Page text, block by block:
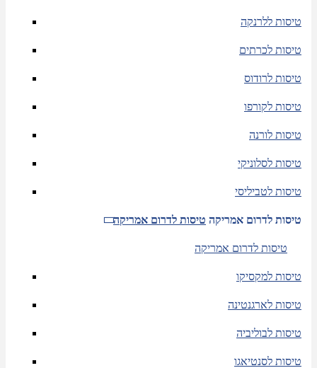
טיסות ללרנקה
טיסות לכרתים
טיסות לרודוס
טיסות לקורפו
טיסות לורנה
טיסות לסלוניקי
טיסות לטביליסי
טיסות לדרום אמריקה טיסות לדרום אמריקה
טיסות לדרום אמריקה
טיסות למקסיקו
טיסות לארגנטינה
טיסות לבוליביה
טיסות לסנטיאגו